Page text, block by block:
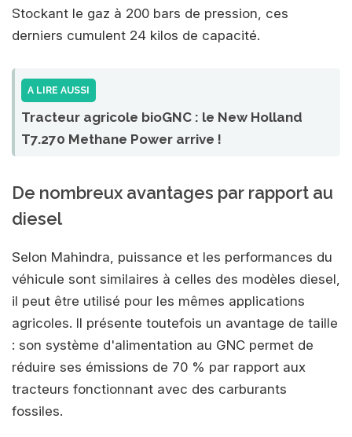
Stockant le gaz à 200 bars de pression, ces
derniers cumulent 24 kilos de capacité.
A LIRE AUSSI
Tracteur agricole bioGNC : le New Holland
T7.270 Methane Power arrive !
De nombreux avantages par rapport au
diesel
Selon Mahindra, puissance et les performances du
véhicule sont similaires à celles des modèles diesel,
il peut être utilisé pour les mêmes applications
agricoles. Il présente toutefois un avantage de taille
: son système d'alimentation au GNC permet de
réduire ses émissions de 70 % par rapport aux
tracteurs fonctionnant avec des carburants
fossiles.